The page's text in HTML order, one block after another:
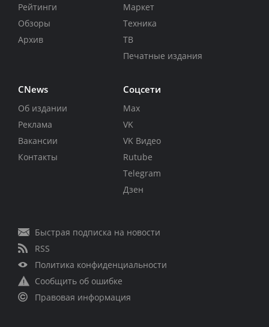
Рейтинги
Обзоры
Архив
Маркет
Техника
ТВ
Печатные издания
CNews
Об издании
Реклама
Вакансии
Контакты
Соцсети
Max
VK
VK Видео
Rutube
Telegram
Дзен
Быстрая подписка на новости
RSS
Политика конфиденциальности
Сообщить об ошибке
Правовая информация